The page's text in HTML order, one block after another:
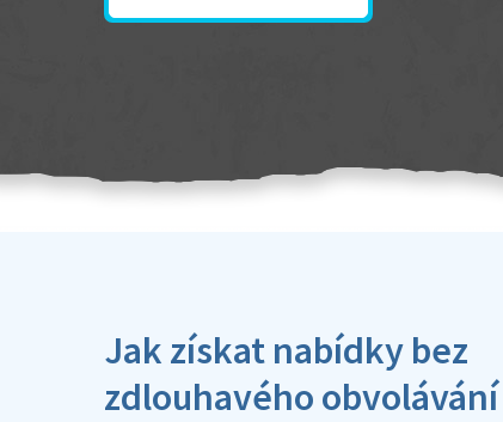
Jak získat nabídky bez
zdlouhavého obvolávání